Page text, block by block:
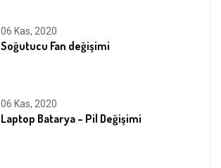
06 Kas, 2020
Soğutucu Fan değişimi
06 Kas, 2020
Laptop Batarya – Pil Değişimi